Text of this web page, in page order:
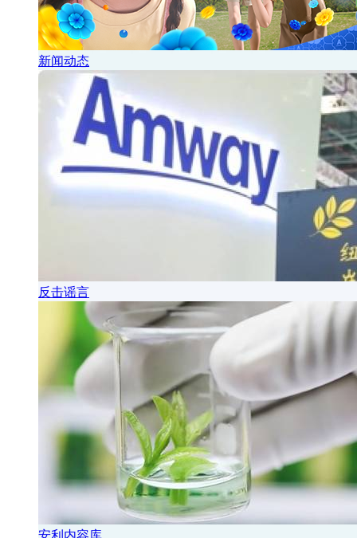
新闻动态
反击谣言
安利内容库